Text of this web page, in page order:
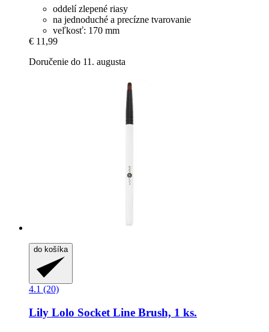
oddelí zlepené riasy
na jednoduché a precízne tvarovanie
veľkosť: 170 mm
€ 11,99
Doručenie do 11. augusta
do košíka
4.1 (20)
Lily Lolo Socket Line Brush, 1 ks.